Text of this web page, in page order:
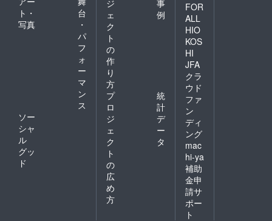
ト・
写真
台
・
パ
フ
ォ
ー
マ
ン
ス
ソー
シャ
ル
グッ
ド
ジ
ェ
ク
ト
の
作
り
方
事
例
プ
ロ
ジ
ェ
ク
ト
の
広
め
方
統
計
デ
ー
タ
FOR
ALL
HIO
KOS
HI
JFA
クラ
ウド
ファ
ン
ディ
ング
mac
hi-ya
補助
金申
請サ
ポー
ト